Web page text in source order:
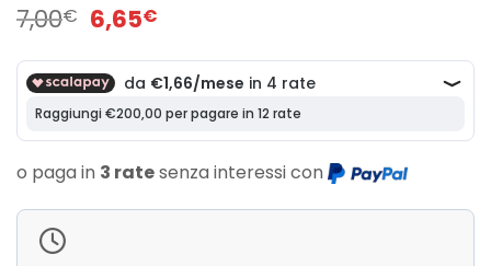
7,00€ Il
prezzo
originale
era:
7,00€.
6,65€
attuale
è:
6,65€.
o paga in 3 ratesenza interessi con